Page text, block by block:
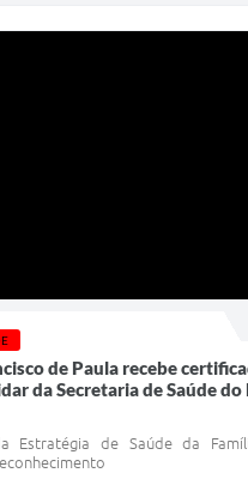
de Paula recebe
da Secretaria de Saúde
Estratégia de Saúde da